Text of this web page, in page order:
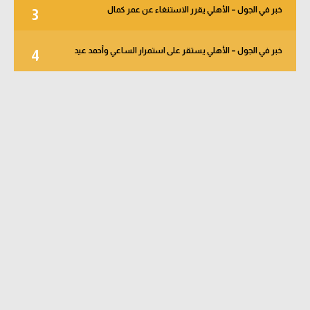
3 خبر في الجول – الأهلي يقرر الاستنغاء عن عمر كمال
4 خبر في الجول – الأهلي يستقر على استمرار الساعي وأحمد عيد